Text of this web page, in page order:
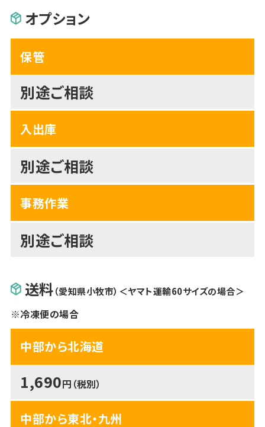
オプション
保管
別途ご相談
入出庫
別途ご相談
事務作業
別途ご相談
送料（愛知県小牧市）＜ヤマト運輸60サイズの場合＞
※冷凍便の場合
中部から北海道
1,690円（税別）
中部から東北・九州